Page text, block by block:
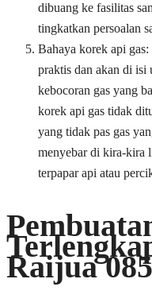
dibuang ke fasilitas
tingkatkan persoalan
Bahaya korek api
praktis dan akan di isi
kebocoran gas yang
korek api gas tidak
yang tidak pas gas
menyebar di kira-kira
terpapar api atau
Raijua